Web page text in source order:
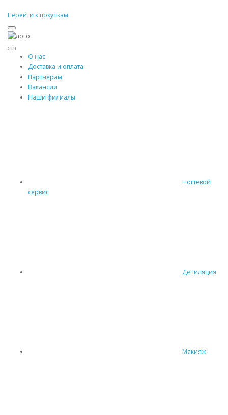
Перейти к покупкам
О нас
Доставка и оплата
Партнерам
Вакансии
Наши филиалы
Ногтевой
сервис
Депиляция
Макияж